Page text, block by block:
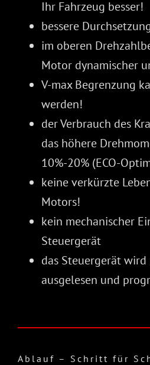
Ihr Fahrzeug besser!
bessere
im oberen
Motor dynamischer
V-max Begrenzung
werden!
der Verbrauch des
das höhere
10%-20% (ECO-
keine verkürzte
Motors!
kein mechanischer
Steuergerät
das Steuergerät
ausgelesen und
Ablauf – Schritt für